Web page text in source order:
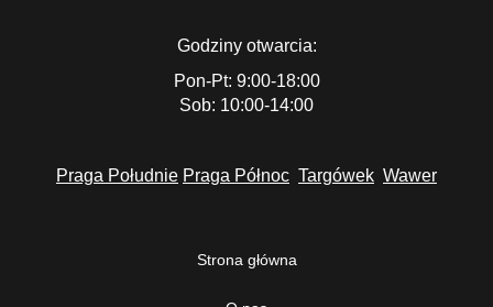
Godziny otwarcia:
Pon-Pt: 9:00-18:00
Sob: 10:00-14:00
Praga Południe Praga Północ Targówek Wawer
Strona główna